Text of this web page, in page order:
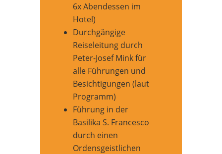
6x Abendessen im
Hotel)
Durchgängige
Reiseleitung durch
Peter-Josef Mink für
alle Führungen und
Besichtigungen (laut
Programm)
Führung in der
Basilika S. Francesco
durch einen
Ordensgeistlichen